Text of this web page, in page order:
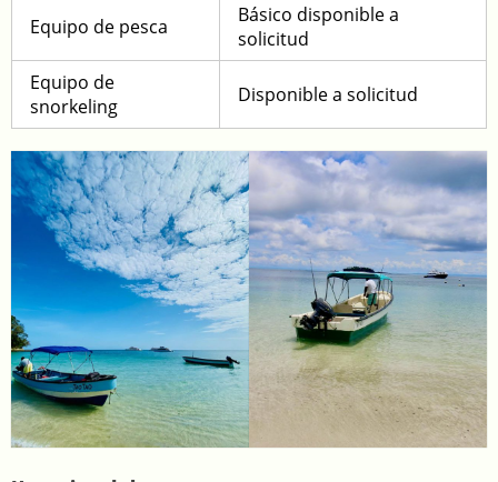
Equipo de pesca
Básico disponible a
solicitud
Equipo de
snorkeling
Disponible a solicitud